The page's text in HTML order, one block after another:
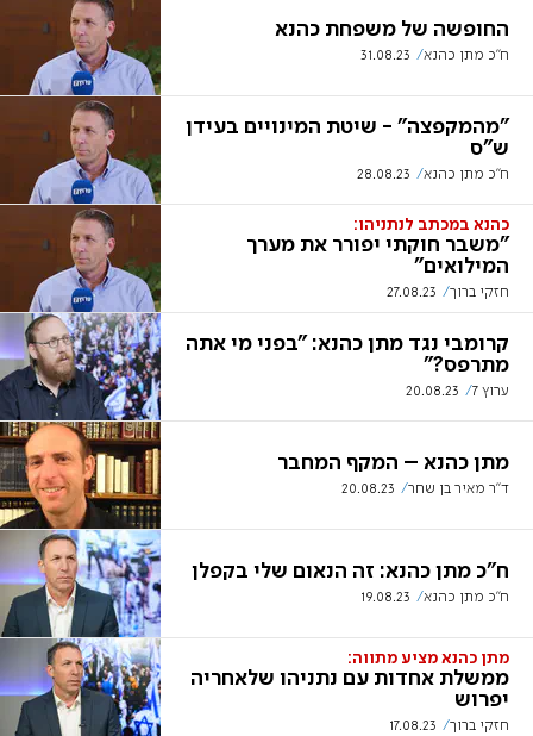
החופשה של משפחת כהנא
ח"כ מתן כהנא 31.08.23
"מהמקפצה" - שיטת המינויים בעידן
ש"ס
ח"כ מתן כהנא 28.08.23
כהנא במכתב לנתניהו:
"משבר חוקתי יפורר את מערך
המילואים"
חזקי ברוך 27.08.23
קרומבי נגד מתן כהנא: "בפני מי אתה
מתרפס?"
ערוץ 7 20.08.23
מתן כהנא – המקף המחבר
ד"ר מאיר בן שחר 20.08.23
ח"כ מתן כהנא: זה הנאום שלי בקפלן
ח"כ מתן כהנא 19.08.23
מתן כהנא מציע מתווה:
ממשלת אחדות עם נתניהו שלאחריה
יפרוש
חזקי ברוך 17.08.23